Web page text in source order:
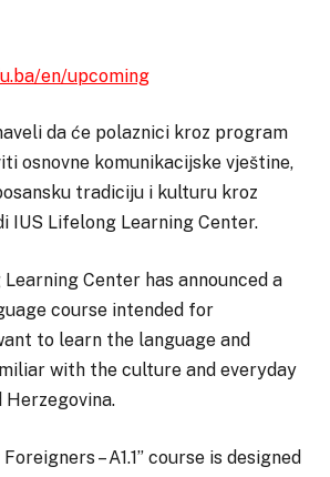
en/upcoming
da će polaznici kroz program
osnovne komunikacijske vještine,
tradiciju i kulturu kroz
IUS Lifelong Learning Center.
Center has announced a
course intended for
to learn the language and
with the culture and everyday
Herzegovina.
– A1.1” course is designed